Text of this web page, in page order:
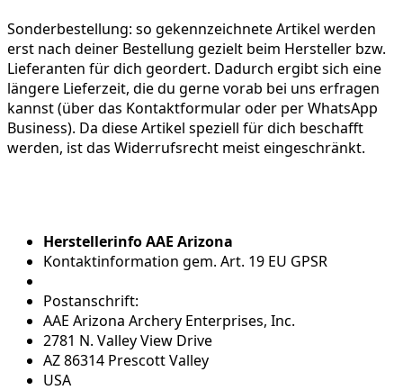
Sonderbestellung: so gekennzeichnete Artikel werden
erst nach deiner Bestellung gezielt beim Hersteller bzw.
Lieferanten für dich geordert. Dadurch ergibt sich eine
längere Lieferzeit, die du gerne vorab bei uns erfragen
kannst (über das Kontaktformular oder per WhatsApp
Business). Da diese Artikel speziell für dich beschafft
werden, ist das Widerrufsrecht meist eingeschränkt.
Herstellerinfo AAE Arizona
Kontaktinformation gem. Art. 19 EU GPSR
Postanschrift:
AAE Arizona Archery Enterprises, Inc.
2781 N. Valley View Drive
AZ 86314 Prescott Valley
USA